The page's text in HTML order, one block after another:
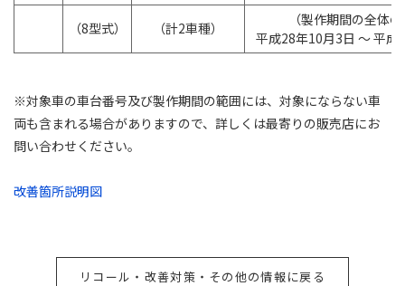
（8型式） （計2車種）
（製作期間の全体
平成28年10月3日 ～ 平成
※対象車の車台番号及び製作期間の範囲には、対象にならない車
両も含まれる場合がありますので、詳しくは最寄りの販売店にお
問い合わせください。
改善箇所説明図
リコール・改善対策・その他の情報に戻る